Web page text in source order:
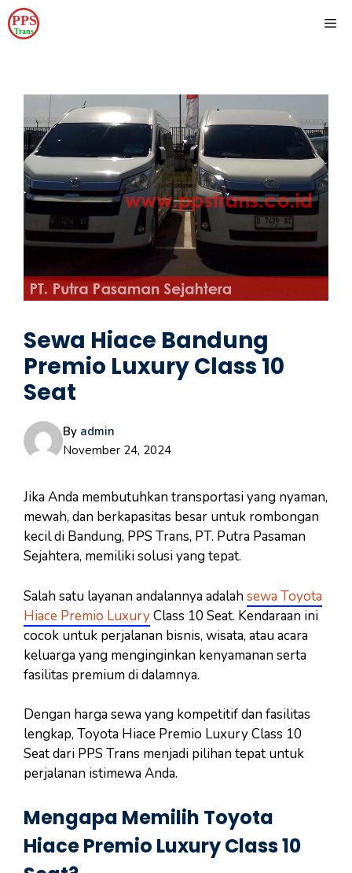
Skip
to
Sewa Hiace Bandung
Premio Luxury Class 10
Seat
By admin
November 24, 2024
Jika Anda membutuhkan transportasi yang nyaman,
mewah, dan berkapasitas besar untuk rombongan
kecil di Bandung, PPS Trans, PT. Putra Pasaman
Sejahtera, memiliki solusi yang tepat.
Salah satu layanan andalannya adalahsewa Toyota
Hiace Premio LuxuryClass 10 Seat. Kendaraan ini
cocok untuk perjalanan bisnis, wisata, atau acara
keluarga yang menginginkan kenyamanan serta
fasilitas premium di dalamnya.
Dengan harga sewa yang kompetitif dan fasilitas
lengkap, Toyota Hiace Premio Luxury Class 10
Seat dari PPS Trans menjadi pilihan tepat untuk
perjalanan istimewa Anda.
Mengapa Memilih Toyota
Hiace Premio Luxury Class 10